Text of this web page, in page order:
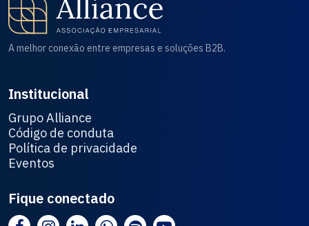
A melhor conexão entre empresas e soluções B2B.
Institucional
Grupo Alliance
Código de conduta
Política de privacidade
Eventos
Fique conectado